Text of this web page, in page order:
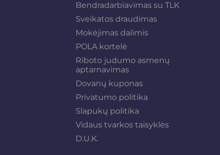
Bendradarbiavimas su TLK
Sveikatos draudimas
Mokėjimas dalimis
POLA kortelė
Riboto judumo asmenų
aptarnavimas
Dovanų kuponas
Privatumo politika
Slapukų politika
Vidaus tvarkos taisyklės
D.U.K.